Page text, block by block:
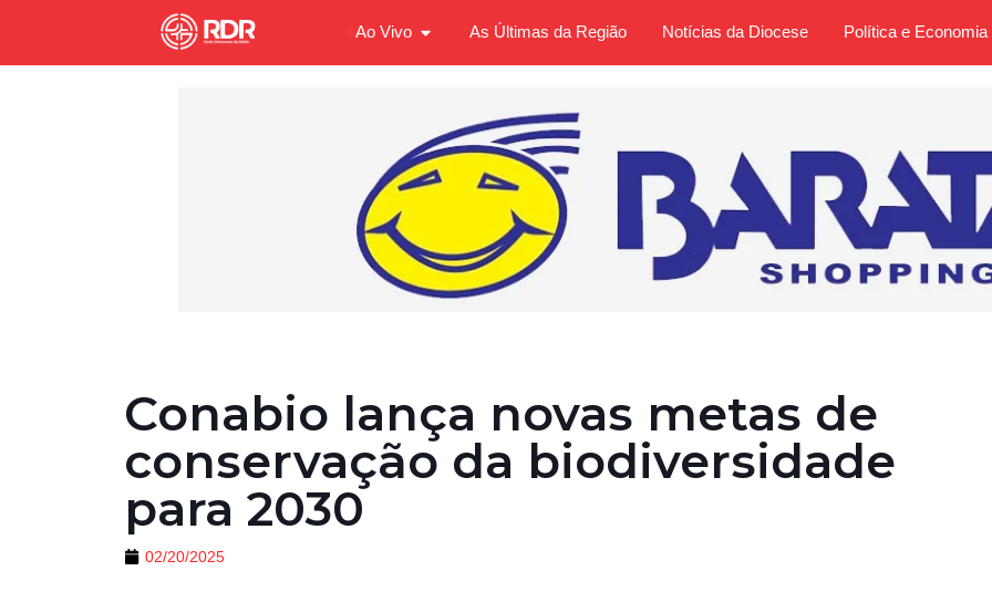
Ao Vivo As Últimas da Região Notícias da Diocese Política e Economia
Conabio lança novas metas de
conservação da biodiversidade
para 2030
02/20/2025